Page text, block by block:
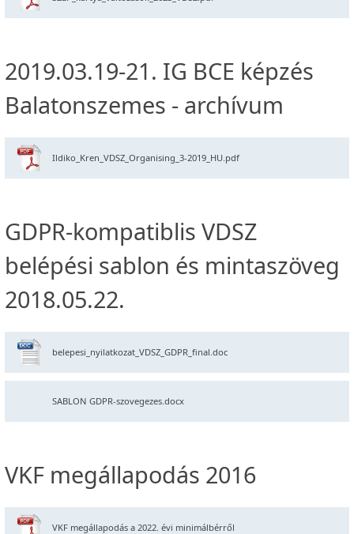
2019.03.19-21. IG BCE képzés
Balatonszemes - archívum
Ildiko_Kren_VDSZ_Organising_3-2019_HU.pdf
GDPR-kompatiblis VDSZ
belépési sablon és mintaszöveg
2018.05.22.
belepesi_nyilatkozat_VDSZ_GDPR_final.doc
SABLON GDPR-szovegezes.docx
VKF megállapodás 2016
VKF megállapodás a 2022. évi minimálbérről